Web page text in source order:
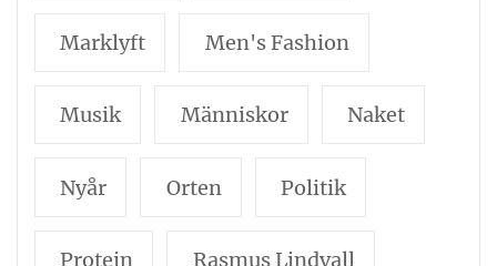
Marklyft Men's Fashion
Musik Människor Naket
Nyår Orten Politik
Protein Rasmus Lindvall